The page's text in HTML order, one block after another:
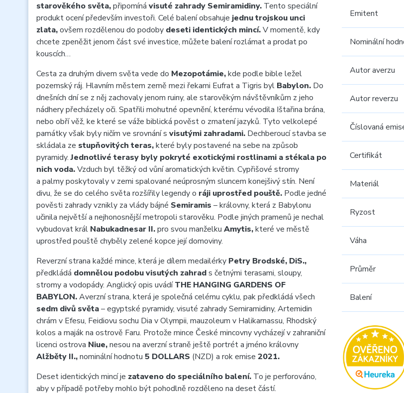
starověkého světa,připomíná visuté zahrady Semiramidiny. Tento speciální
produkt ocení především investoři. Celé balení obsahuje jednu trojskou unci
zlata,ovšem rozdělenou do podoby deseti identických mincí.V momentě, kdy
chcete zpeněžit jenom část své investice, můžete balení rozlámat a prodat po
kouscích…
Cesta za druhým divem světa vede do Mezopotámie,kde podle bible ležel
pozemský ráj. Hlavním městem země mezi řekami Eufrat a Tigris byl Babylon. Do
dnešních dní se z něj zachovaly jenom ruiny, ale starověkým návštěvníkům z jeho
nádhery přecházely oči. Spatřili mohutné opevnění, kterému vévodila Ištařina brána,
nebo obří věž, ke které se váže biblická pověst o zmatení jazyků. Tyto velkolepé
památky však byly ničím ve srovnání s visutými zahradami. Dechberoucí stavba se
skládala ze stupňovitých teras,které byly postavené na sebe na způsob
pyramidy.Jednotlivé terasy byly pokryté exotickými rostlinami a stékala po
nich voda.Vzduch byl těžký od vůní aromatických květin. Cypřišové stromy
a palmy poskytovaly v zemi spalované neúprosným sluncem konejšivý stín. Není
divu, že se do celého světa rozšířily legendy o ráji uprostřed pouště. Podle jedné
pověsti zahrady vznikly za vlády bájné Semiramis – královny, která z Babylonu
učinila největší a nejhonosnější metropoli starověku. Podle jiných pramenů je nechal
vybudovat král Nabukadnesar II.pro svou manželku Amytis,které ve městě
uprostřed pouště chyběly zelené kopce její domoviny.
Reverzní strana každé mince, která je dílem medailérky Petry Brodské, DiS.,
předkládá domnělou podobu visutých zahrads četnými terasami, sloupy,
stromy a vodopády. Anglický opis uvádíTHE HANGING GARDENS OF
BABYLON.Averzní strana, která je společná celému cyklu, pak předkládá všech
sedm divů světa– egyptské pyramidy, visuté zahrady Semiramidiny, Artemidin
chrám v Efesu, Feidiovu sochu Dia v Olympii, mauzoleum v Halikarnassu, Rhodský
kolos a maják na ostrově Faru. Protože mince České mincovny vycházejí v zahraniční
licenci ostrova Niue,nesou na averzní straně ještě portrét a jméno královny
Alžběty II.,nominální hodnotu 5 DOLLARS (NZD) a rok emise 2021.
Deset identických mincí je zataveno do speciálního balení. To je perforováno,
aby v případě potřeby mohlo být pohodlně rozděleno na deset částí.
Emitent
Nominální
Autor averzu
Autor reverzu
Číslovaná
Certifikát
Materiál
Ryzost
Váha
Průměr
Balení